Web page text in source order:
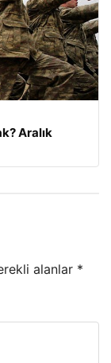
Aralık
alanlar *